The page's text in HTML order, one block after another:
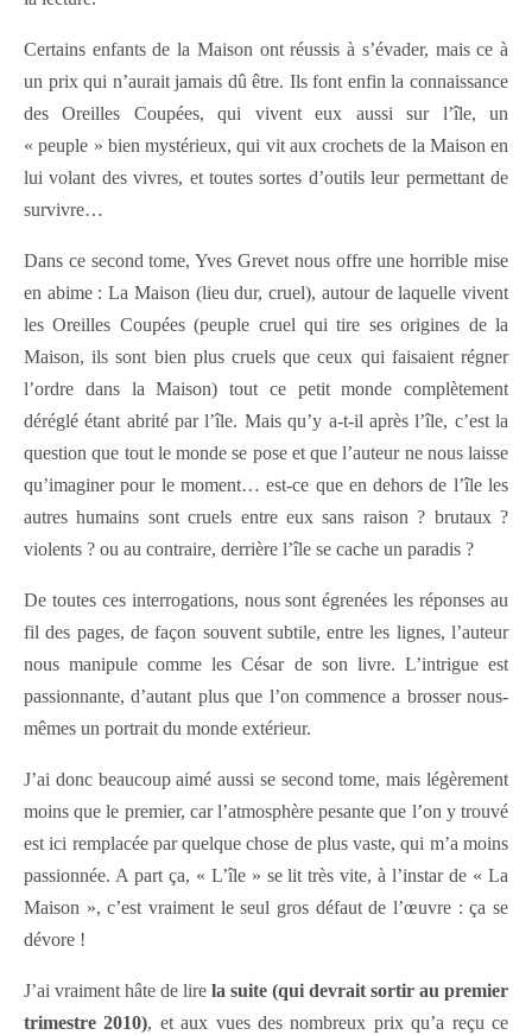
Certains enfants de la Maison ont réussis à s’évader, mais ce à
un prix qui n’aurait jamais dû être. Ils font enfin la connaissance
des Oreilles Coupées, qui vivent eux aussi sur l’île, un
« peuple » bien mystérieux, qui vit aux crochets de la Maison en
lui volant des vivres, et toutes sortes d’outils leur permettant de
survivre…
Dans ce second tome, Yves Grevet nous offre une horrible mise
en abime : La Maison (lieu dur, cruel), autour de laquelle vivent
les Oreilles Coupées (peuple cruel qui tire ses origines de la
Maison, ils sont bien plus cruels que ceux qui faisaient régner
l’ordre dans la Maison) tout ce petit monde complètement
déréglé étant abrité par l’île. Mais qu’y a-t-il après l’île, c’est la
question que tout le monde se pose et que l’auteur ne nous laisse
qu’imaginer pour le moment… est-ce que en dehors de l’île les
autres humains sont cruels entre eux sans raison ? brutaux ?
violents ? ou au contraire, derrière l’île se cache un paradis ?
De toutes ces interrogations, nous sont égrenées les réponses au
fil des pages, de façon souvent subtile, entre les lignes, l’auteur
nous manipule comme les César de son livre. L’intrigue est
passionnante, d’autant plus que l’on commence a brosser nous-
mêmes un portrait du monde extérieur.
J’ai donc beaucoup aimé aussi se second tome, mais légèrement
moins que le premier, car l’atmosphère pesante que l’on y trouvé
est ici remplacée par quelque chose de plus vaste, qui m’a moins
passionnée. A part ça, « L’île » se lit très vite, à l’instar de « La
Maison », c’est vraiment le seul gros défaut de l’œuvre : ça se
dévore !
J’ai vraiment hâte de lire la suite (qui devrait sortir au premier
trimestre 2010), et aux vues des nombreux prix qu’a reçu ce